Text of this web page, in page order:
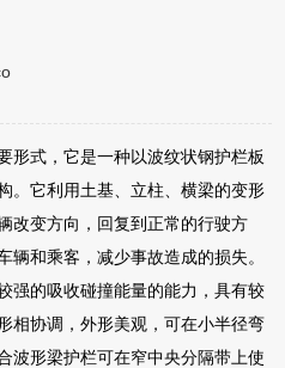
形式，它是一种以波纹状钢护栏板
。它利用土基、立柱、横梁的变形
改变方向，回复到正常的行驶方
辆和乘客，减少事故造成的损失。
强的吸收碰撞能量的能力，具有较
相协调，外形美观，可在小半径弯
波形梁护栏可在窄中央分隔带上使